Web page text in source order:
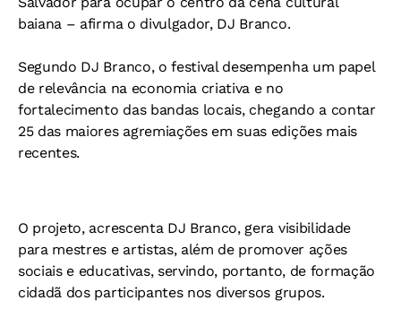
baiana – afirma o divulgador, DJ Branco.
Segundo DJ Branco, o festival desempenha um papel
de relevância na economia criativa e no
fortalecimento das bandas locais, chegando a contar
25 das maiores agremiações em suas edições mais
recentes.
O projeto, acrescenta DJ Branco, gera visibilidade
para mestres e artistas, além de promover ações
sociais e educativas, servindo, portanto, de formação
cidadã dos participantes nos diversos grupos.